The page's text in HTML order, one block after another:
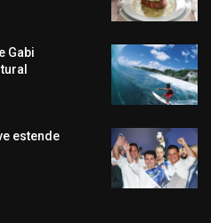
Gabi
estende